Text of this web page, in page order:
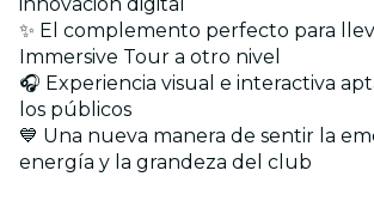
✨ El complemento perfecto para
Immersive Tour a otro nivel
🎧 Experiencia visual e interactiva
los públicos
💙 Una nueva manera de sentir la
energía y la grandeza del club